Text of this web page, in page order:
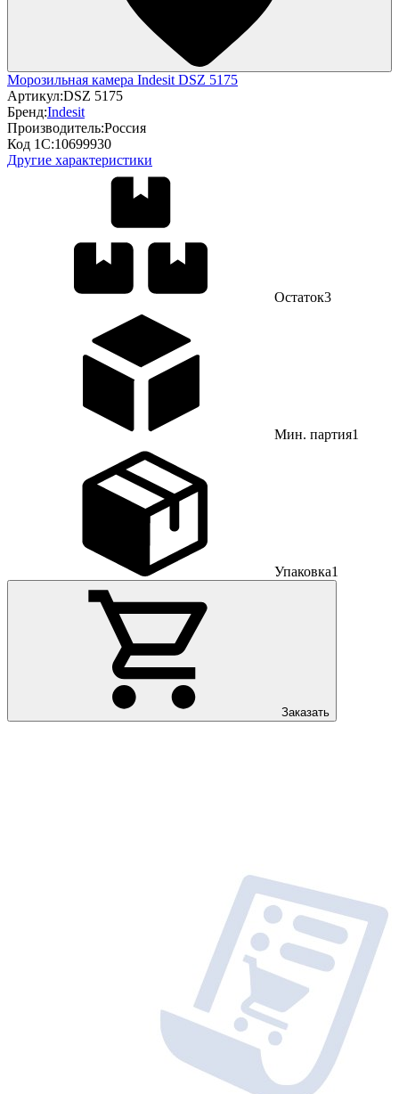
Морозильная камера Indesit DSZ 5175
Артикул:DSZ 5175
Бренд:Indesit
Производитель:Россия
Код 1С:10699930
Другие характеристики
Остаток3
Мин. партия1
Упаковка1
Заказать